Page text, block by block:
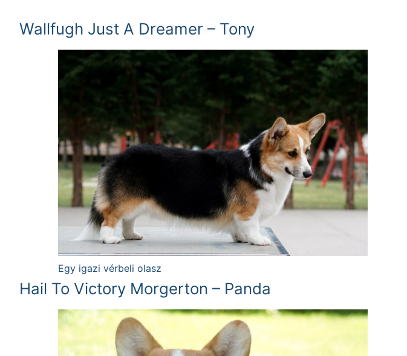
Wallfugh Just A Dreamer – Tony
Egy igazi vérbeli olasz
Hail To Victory Morgerton – Panda